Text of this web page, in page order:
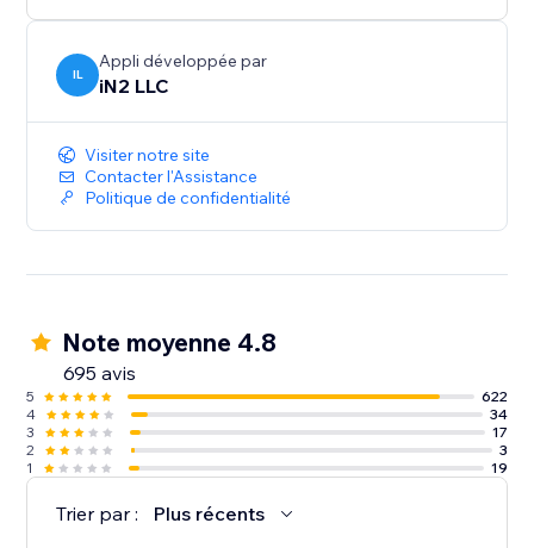
IL
Appli développée par
iN2 LLC
Visiter notre site
Contacter l'Assistance
Politique de confidentialité
Note moyenne 4.8
695 avis
5
622
4
34
3
17
2
3
1
19
Trier par : Plus récents